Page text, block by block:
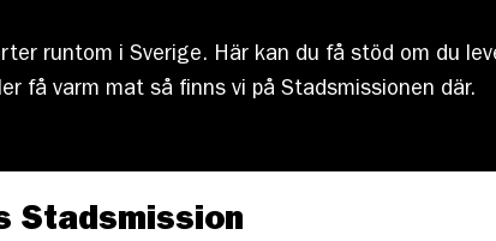
runtom i Sverige. Här kan du få stöd om du
få varm mat så finns vi på Stadsmissionen där.
Stadsmission